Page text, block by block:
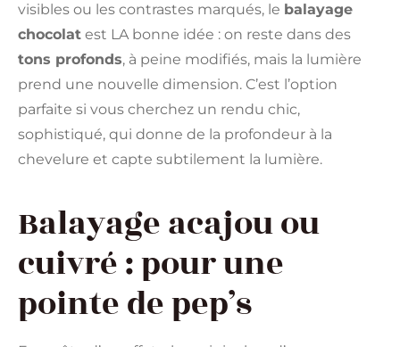
visibles ou les contrastes marqués, le balayage
chocolat est LA bonne idée : on reste dans des
tons profonds, à peine modifiés, mais la lumière
prend une nouvelle dimension. C’est l’option
parfaite si vous cherchez un rendu chic,
sophistiqué, qui donne de la profondeur à la
chevelure et capte subtilement la lumière.
Balayage acajou ou
cuivré : pour une
pointe de pep’s